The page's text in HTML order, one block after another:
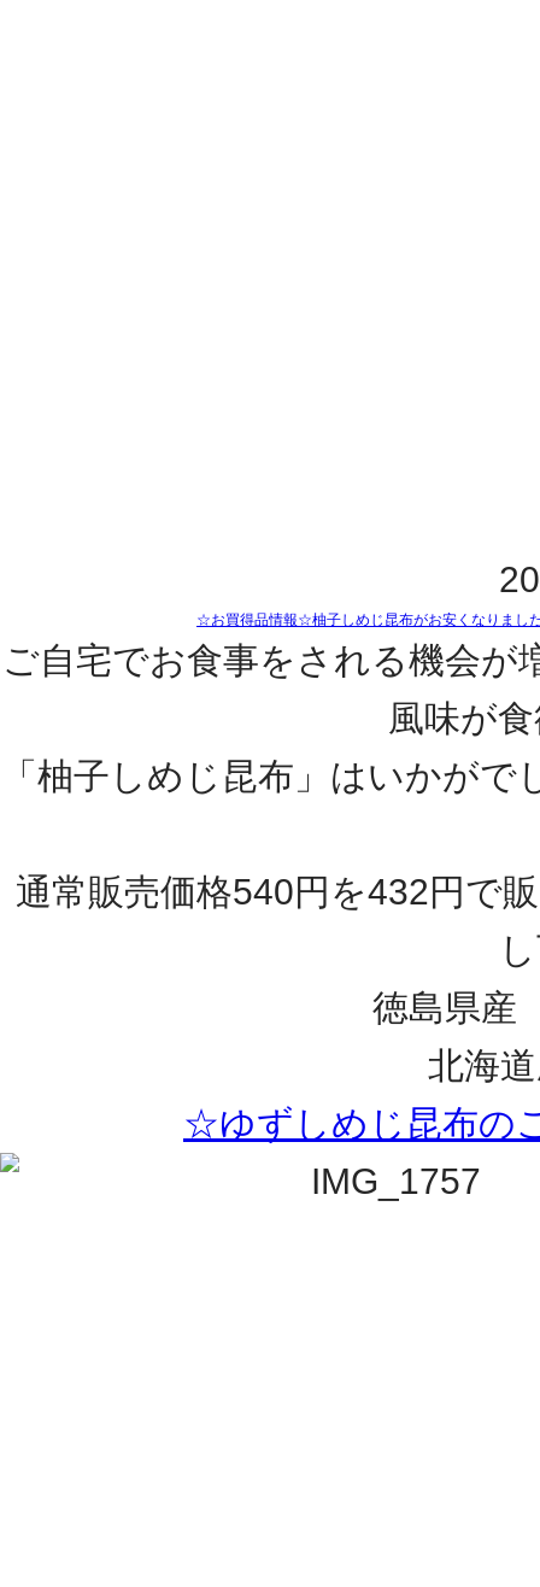
☆お買得品情報☆柚子しめじ昆布がお安くなりまし
ご自宅でお食事をされる機会が
風味が
「柚子しめじ昆布」はいかが
通常販売価格540円を432円で
徳島県
北海
☆ゆずしめじ昆布の